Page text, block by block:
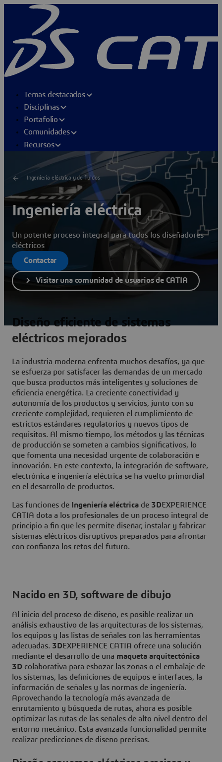
Temas destacados
Disciplinas
Portafolio
Comunidades
Recursos
Ingeniería eléctrica y de fluidos
Ingeniería eléctrica
Un potente proceso integral para todos los diseñadores
eléctricos
Contactar
Visitar una comunidad de usuarios de CATIA
Diseño eficiente de sistemas
eléctricos mejorados
La industria moderna enfrenta muchos desafíos, ya que
se esfuerza por satisfacer las demandas de un mercado
que busca productos más inteligentes y soluciones de
eficiencia energética. La creciente conectividad y
autonomía de los productos y servicios, junto con su
creciente complejidad, requieren el cumplimiento de
estrictos estándares regulatorios y nuevos tipos de
requisitos. Al mismo tiempo, los métodos y las técnicas
de producción se someten a cambios significativos, lo
que fomenta una necesidad urgente de colaboración e
innovación. En este contexto, la integración de software,
electrónica e ingeniería eléctrica se ha vuelto primordial
en el desarrollo de productos.
Las funciones de Ingeniería eléctrica de 3DEXPERIENCE
CATIA dota a los profesionales de un proceso integral de
principio a fin que les permite diseñar, instalar y fabricar
sistemas eléctricos disruptivos preparados para afrontar
con confianza los retos del futuro.
Nacido en 3D, software de dibujo
Al inicio del proceso de diseño, es posible realizar un
análisis exhaustivo de las arquitecturas de los sistemas,
los equipos y las listas de señales con las herramientas
adecuadas. 3DEXPERIENCE CATIA ofrece una solución
mediante el desarrollo de una maqueta arquitectónica
3D colaborativa para esbozar las zonas o el embalaje de
los sistemas, las definiciones de equipos e interfaces, la
información de señales y las normas de ingeniería.
Aprovechando la tecnología más avanzada de
enrutamiento y búsqueda de rutas, ahora es posible
optimizar las rutas de las señales de alto nivel dentro del
entorno mecánico. Esta avanzada funcionalidad permite
realizar predicciones de diseño precisas.